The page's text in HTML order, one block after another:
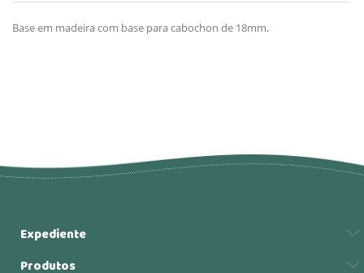
Base em madeira com base para cabochon de 18mm.
Expediente
Produtos